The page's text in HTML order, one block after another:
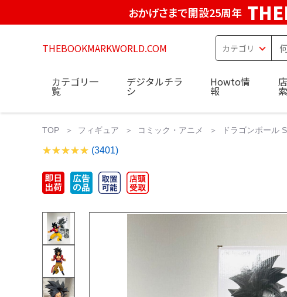
おかげさまで開設25周年
THEBOOKMARKWORLD.COM
カテゴリ一
覧
デジタルチラ
シ
Howto情
報 索
TOP フィギュア コミック・アニメ ドラゴンボール
(3401)